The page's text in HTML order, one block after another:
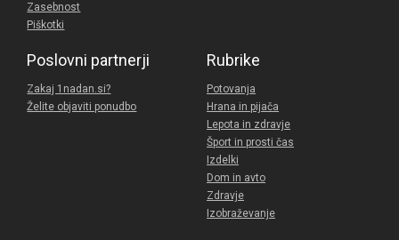
Zasebnost
Piškotki
Poslovni partnerji
Zakaj 1nadan.si?
Želite objaviti ponudbo
Rubrike
Potovanja
Hrana in pijača
Lepota in zdravje
Šport in prosti čas
Izdelki
Dom in avto
Zdravje
Izobraževanje